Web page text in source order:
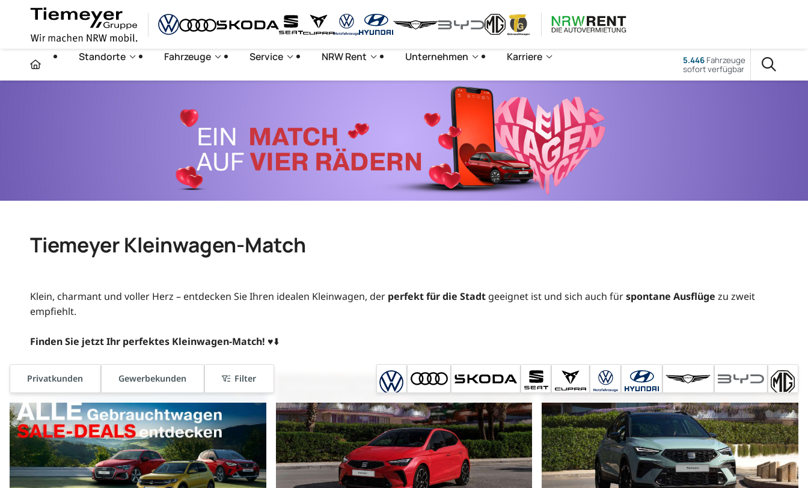
Standorte Fahrzeuge Service NRW Rent Unternehmen Karriere 5.446Fahrzeuge
sofort verfügbar
Tiemeyer Kleinwagen-Match
Klein, charmant und voller Herz – entdecken Sie Ihren idealen Kleinwagen, der perfekt für die Stadtgeeignet ist und sich auch fürspontane Ausflüge zu zweit
empfiehlt.
Finden Sie jetzt Ihr perfektes Kleinwagen-Match! ♥️⬇️
Privatkunden Gewerbekunden Filter
sofort verfügbar nur bis zum -- Top-Ausstattung sofort verfügbar nur bis zum --